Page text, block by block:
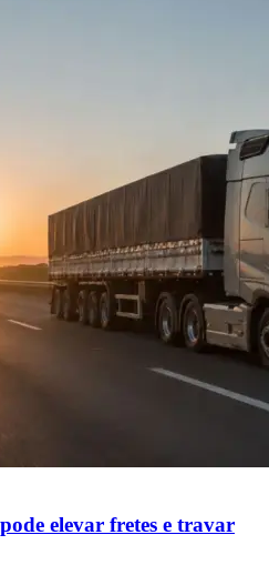
elevar fretes e travar